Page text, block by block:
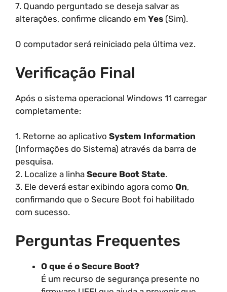
7. Quando perguntado se deseja salvar as
alterações, confirme clicando em Yes (Sim).
O computador será reiniciado pela última vez.
Verificação Final
Após o sistema operacional Windows 11 carregar
completamente:
1. Retorne ao aplicativo System Information
(Informações do Sistema) através da barra de
pesquisa.
2. Localize a linha Secure Boot State.
3. Ele deverá estar exibindo agora como On,
confirmando que o Secure Boot foi habilitado
com sucesso.
Perguntas Frequentes
O que é o Secure Boot?
É um recurso de segurança presente no